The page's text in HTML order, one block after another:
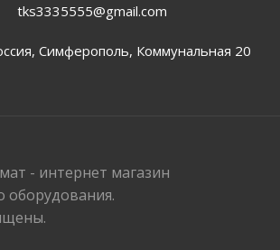
tks3335555@gmail.com
Симферополь, Коммунальная 20
- интернет магазин
оборудования.